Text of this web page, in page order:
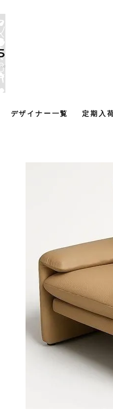
デザイナー一覧 定期入